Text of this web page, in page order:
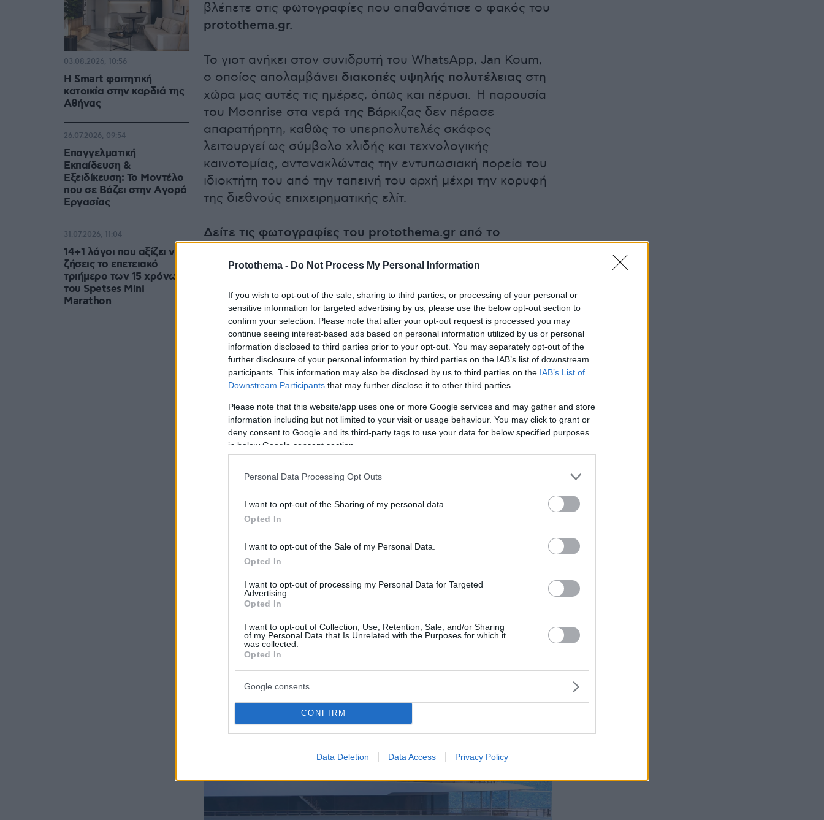
Protothema - Do Not Process My Personal Information
If you wish to opt-out of the sale, sharing to third parties, or processing of your personal or
sensitive information for targeted advertising by us, please use the below opt-out section to
confirm your selection. Please note that after your opt-out request is processed you may
continue seeing interest-based ads based on personal information utilized by us or personal
information disclosed to third parties prior to your opt-out. You may separately opt-out of the
further disclosure of your personal information by third parties on the IAB’s list of downstream
participants. This information may also be disclosed by us to third parties on the IAB’s List of
Downstream Participants that may further disclose it to other third parties.
Please note that this website/app uses one or more Google services and may gather and store
information including but not limited to your visit or usage behaviour. You may click to grant or
deny consent to Google and its third-party tags to use your data for below specified purposes
in below Google consent section.
Personal Data Processing Opt Outs
I want to opt-out of the Sharing of my personal data.
Opted In
I want to opt-out of the Sale of my Personal Data.
Opted In
I want to opt-out of processing my Personal Data for Targeted
Advertising.
Opted In
I want to opt-out of Collection, Use, Retention, Sale, and/or Sharing
of my Personal Data that Is Unrelated with the Purposes for which it
was collected.
Opted In
Google consents
CONFIRM
Data Deletion Data Access Privacy Policy
βλέπετε στις φωτογραφίες που απαθανάτισε ο φακός του
protothema.gr.
Το γιοτ ανήκει στον συνιδρυτή του WhatsApp, Jan Koum,
ο οποίος απολαμβάνει διακοπές υψηλής πολυτέλειας στη
χώρα μας αυτές τις ημέρες, όπως και πέρυσι. Η παρουσία
του Moonrise στα νερά της Βάρκιζας δεν πέρασε
απαρατήρητη, καθώς το υπερπολυτελές σκάφος
λειτουργεί ως σύμβολο χλιδής και τεχνολογικής
καινοτομίας, αντανακλώντας την εντυπωσιακή πορεία του
ιδιοκτήτη του από την ταπεινή του αρχή μέχρι την κορυφή
της διεθνούς επιχειρηματικής ελίτ.
Δείτε τις φωτογραφίες του protothema.gr από το
Η Smart φοιτητική
κατοικία στην καρδιά της
Αθήνας
03.08.2026, 10:56
Επαγγελματική
Εκπαίδευση &
Εξειδίκευση: Το Mοντέλο
που σε Bάζει στην Aγορά
Eργασίας
26.07.2026, 09:54
14+1 λόγοι που αξίζει να
ζήσεις το επετειακό
τριήμερο των 15 χρόνων
του Spetses Mini
Marathon
31.07.2026, 11:04